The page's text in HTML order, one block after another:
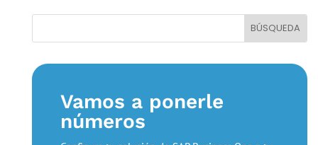
Vamos a ponerle
números